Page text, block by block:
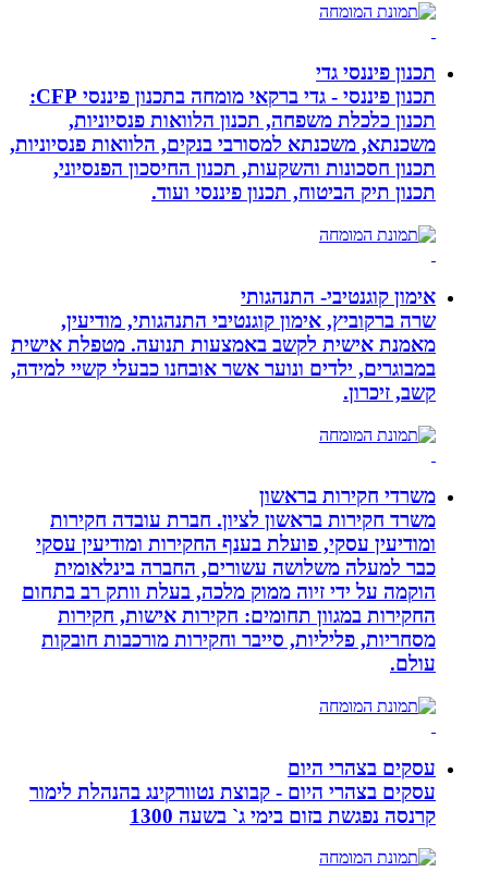
תכנון פיננסי גדי
תכנון פיננסי - גדי ברקאי מומחה בתכנון פיננסי CFP:
תכנון כלכלת משפחה, תכנון הלוואות פנסיוניות,
משכנתא, משכנתא למסורבי בנקים, הלוואות פנסיוניות,
תכנון חסכונות והשקעות, תכנון החיסכון הפנסיוני,
תכנון תיק הביטוח, תכנון פיננסי ועוד.
אימון קוגנטיבי- התנהגותי
שרה ברקוביץ, אימון קוגנטיבי התנהגותי, מודיעין,
מאמנת אישית לקשב באמצעות תנועה. מטפלת אישית
במבוגרים, ילדים ונוער אשר אובחנו כבעלי קשיי למידה,
קשב, זיכרון.
משרדי חקירות בראשון
משרד חקירות בראשון לציון. חברת עובדה חקירות
ומודיעין עסקי, פועלת בענף החקירות ומודיעין עסקי
כבר למעלה משלושה עשורים, החברה בינלאומית
הוקמה על ידי זיוה ממוק מלכה, בעלת וותק רב בתחום
החקירות במגוון תחומים: חקירות אישות, חקירות
מסחריות, פליליות, סייבר וחקירות מורכבות חובקות
עולם.
עסקים בצהרי היום
עסקים בצהרי היום - קבוצת נטוורקינג בהנהלת לימור
קרנסה נפגשת בזום בימי ג` בשעה 1300